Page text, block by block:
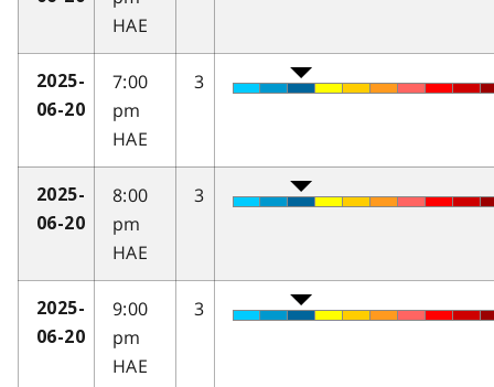
HAE
2025-
06-20
7:00
pm
HAE
3
2025-
06-20
8:00
pm
HAE
3
2025-
06-20
9:00
pm
HAE
3